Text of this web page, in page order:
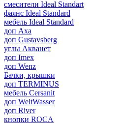
смесители Ideal Standart
фаянс Ideal Standard
мебель Ideal Standard
доп Axa
доп Gustavsberg
углы Акванет
доп Imex
доп Wenz
Бачки, крышки
доп TERMINUS
мебель Cersanit
доп WeltWasser
доп River
кнопки ROCA